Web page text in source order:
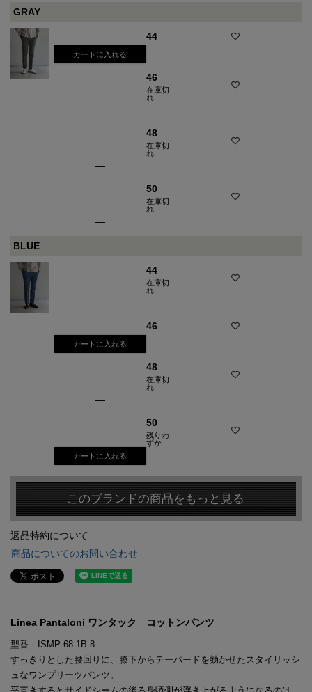
GRAY
44
カートに入れる
46
在庫切
れ
—
48
在庫切
れ
—
50
在庫切
れ
—
BLUE
44
在庫切
れ
—
46
カートに入れる
48
在庫切
れ
—
50
残りわ
ずか
カートに入れる
このブランドの商品をもっと見る
返品特約について
商品についてのお問い合わせ
Linea Pantaloni ワンタック コットンパンツ
型番 ISMP-68-1B-8
すっきりとした腰回りに、膝下からテーパードを効かせたスタイリッシ
ュなワンプリーツパンツ。